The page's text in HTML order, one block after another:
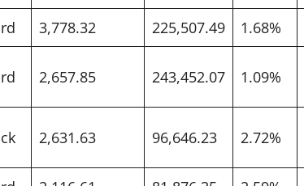
3,778.32 225,507.49 1.68%
2,657.85 243,452.07 1.09%
2,631.63 96,646.23 2.72%